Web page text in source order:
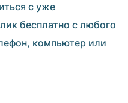
с уже
бесплатно с любого
компьютер или